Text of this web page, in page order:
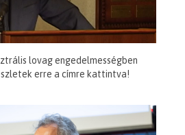
lovag engedelmességben
erre a címre kattintva!